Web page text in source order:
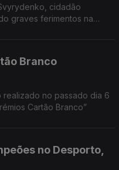
cidadão
graves ferimentos na
Branco
realizado no passado dia 6
Cartão Branco”
no Desporto,